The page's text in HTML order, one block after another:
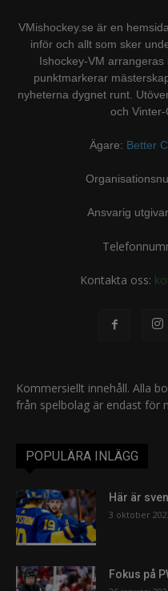
VMishockey.se är en
inför och allt som sker
Ishockey-VM
punktmarkerar
nyheterna dygnet runt.
och
Ägare: Better
Ansvarig
Kontakta oss:
Kommersiellt innehåll. Alla
från spelbolag är endast för
POPULÄRA INLÄGG
Här är
3 oktober
Fokus på